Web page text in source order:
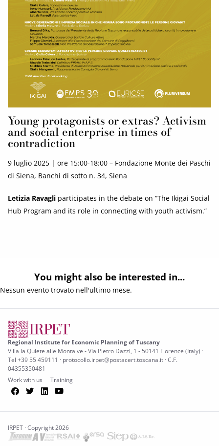
Young protagonists or extras? Activism
and social enterprise in times of
contradiction
9 luglio 2025 | ore 15:00-18:00 – Fondazione Monte dei Paschi
di Siena, Banchi di sotto n. 34, Siena
Letizia Ravagli participates in the debate on “The Ikigai Social
Hub Program and its role in connecting with youth activism.”
You might also be interested in...
Nessun evento trovato nell'ultimo mese.
Regional Institute for Economic Planning of Tuscany
Villa la Quiete alle Montalve - Via Pietro Dazzi, 1 - 50141 Florence (Italy) ·
Tel +39 55 459111 · protocollo.irpet@postacert.toscana.it · C.F.
04355350481
Work with us
Training
Facebook
TwitterLinkedIn
IRPET · Copyright 2026